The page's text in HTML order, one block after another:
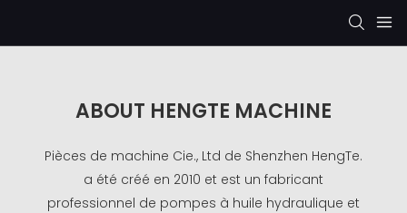
ABOUT HENGTE MACHINE
Pièces de machine Cie., Ltd de Shenzhen HengTe.
a été créé en 2010 et est un fabricant
professionnel de pompes à huile hydraulique et